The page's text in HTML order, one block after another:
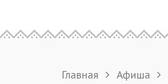
Главная Афиша